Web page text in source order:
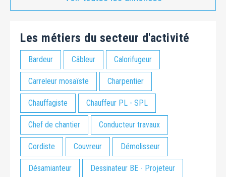
Les métiers du secteur d'activité
Bardeur Câbleur Calorifugeur
Carreleur mosaïste Charpentier
Chauffagiste Chauffeur PL - SPL
Chef de chantier Conducteur travaux
Cordiste Couvreur Démolisseur
Désamianteur Dessinateur BE - Projeteur